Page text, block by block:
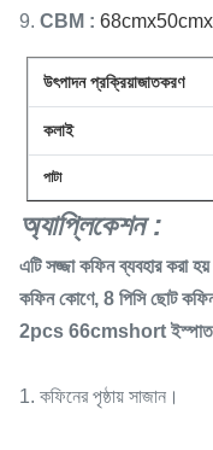
9. CBM :
উৎপাদন প্রক্রিয়াজাতকরণ
কলাই
পাটা
অ্যাপ্লিকেশন :
এটি সজ্জা কফিন ব্যবহার করা
কফিন কোণে, 8 পিসি ছোট
2pcs 66cmshort ইস্পাত
1. কফিনের পৃষ্ঠায় সাজান।